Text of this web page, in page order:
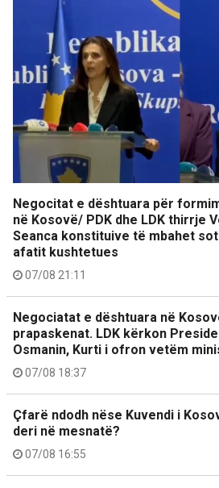
Negocitat e dështuara për
në Kosovë/ PDK dhe LDK thirrje
Seanca konstituive të mbahet
afatit kushtetues
07/08 21:11
Negociatat e dështuara në
prapaskenat. LDK kërkon
Osmanin, Kurti i ofron vetëm
07/08 18:37
Çfarë ndodh nëse Kuvendi i
deri në mesnatë?
07/08 16:55